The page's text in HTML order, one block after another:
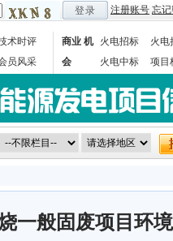
登录 注册账号 忘
术时评
员风采
商业 机
会
火电招标 火电
火电中标
项目
一般固废项目环